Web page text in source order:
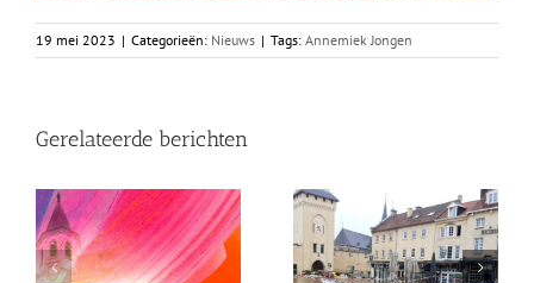
19 mei 2023 | Categorieën: Nieuws | Tags: Annemiek Jongen
Gerelateerde berichten